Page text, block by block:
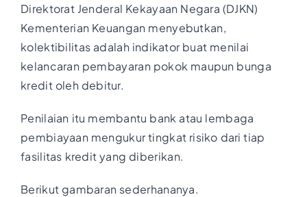
Direktorat Jenderal Kekayaan Negara (DJKN)
Kementerian Keuangan menyebutkan,
kolektibilitas adalah indikator buat menilai
kelancaran pembayaran pokok maupun bunga
kredit oleh debitur.
Penilaian itu membantu bank atau lembaga
pembiayaan mengukur tingkat risiko dari tiap
fasilitas kredit yang diberikan.
Berikut gambaran sederhananya.